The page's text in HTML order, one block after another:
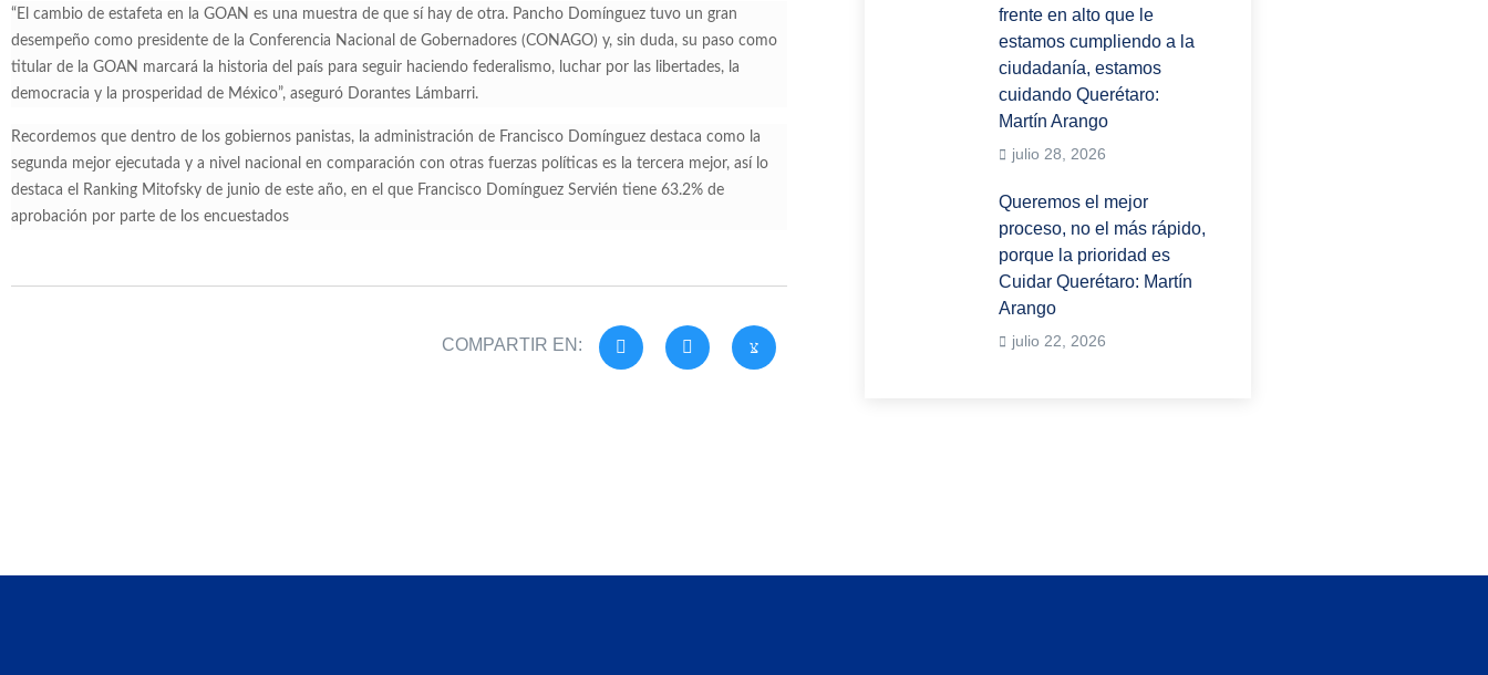
“El cambio de estafeta en la GOAN es una muestra de que sí hay de otra. Pancho Domínguez tuvo un gran
desempeño como presidente de la Conferencia Nacional de Gobernadores (CONAGO) y, sin duda, su paso como
titular de la GOAN marcará la historia del país para seguir haciendo federalismo, luchar por las libertades, la
democracia y la prosperidad de México”, aseguró Dorantes Lámbarri.
Recordemos que dentro de los gobiernos panistas, la administración de Francisco Domínguez destaca como la
segunda mejor ejecutada y a nivel nacional en comparación con otras fuerzas políticas es la tercera mejor, así lo
destaca el Ranking Mitofsky de junio de este año, en el que Francisco Domínguez Servién tiene 63.2% de
aprobación por parte de los encuestados
COMPARTIR EN:
frente en alto que le
estamos cumpliendo a la
ciudadanía, estamos
cuidando Querétaro:
Martín Arango
julio 28, 2026
Queremos el mejor
proceso, no el más rápido,
porque la prioridad es
Cuidar Querétaro: Martín
Arango
julio 22, 2026